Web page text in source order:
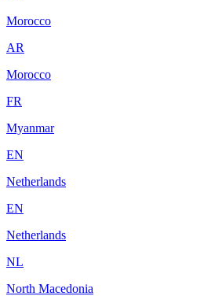
Morocco
AR
Morocco
FR
Myanmar
EN
Netherlands
EN
Netherlands
NL
North Macedonia